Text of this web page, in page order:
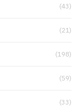
(43)
(21)
(198)
(59)
(33)